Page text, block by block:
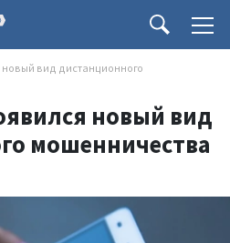
новый вид дистанционного
новый вид
мошенничества